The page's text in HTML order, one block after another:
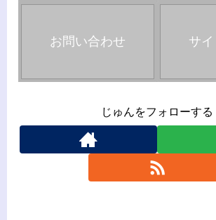
お問い合わせ サ
じゅんをフォローする